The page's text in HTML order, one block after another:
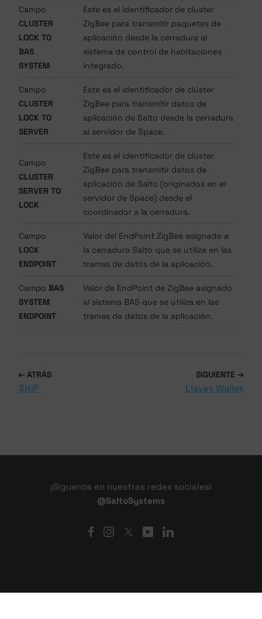
Campo
CLUSTER
LOCK TO
BAS
SYSTEM
Este es el identificador de cluster
ZigBee para transmitir paquetes de
aplicación desde la cerradura al
sistema de control de habitaciones
integrado.
Campo
CLUSTER
LOCK TO
SERVER
Este es el identificador de clúster
ZigBee para transmitir datos de
aplicación de Salto desde la cerradura
al servidor de Space.
Campo
CLUSTER
SERVER TO
LOCK
Este es el identificador de clúster
ZigBee para transmitir datos de
aplicación de Salto (originados en el
servidor de Space) desde el
coordinador a la cerradura.
Campo
LOCK
ENDPOINT
Valor del EndPoint ZigBee asignado a
la cerradura Salto que se utiliza en las
tramas de datos de la aplicación.
Campo BAS
SYSTEM
ENDPOINT
Valor de EndPoint de ZigBee asignado
al sistema BAS que se utiliza en las
tramas de datos de la aplicación.
ATRÁS
SHIP
SIGUIENTE
Llaves Wallet
¡Síguenos en nuestras redes sociales!
@SaltoSystems